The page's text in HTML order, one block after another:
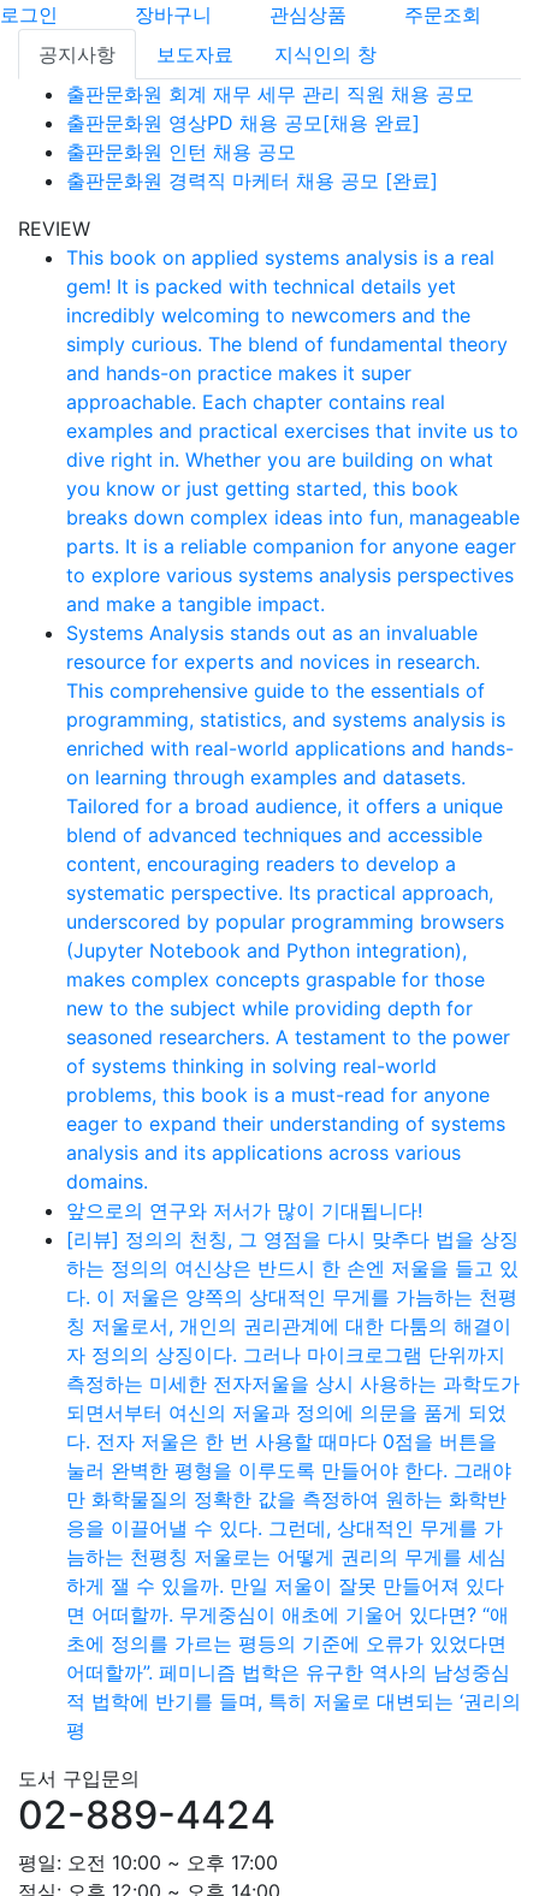
로그인 장바구니 관심상품
주문조회
공지사항
보도자료
지식인의 창
출판문화원 회계 재무 세무 관리 직원 채용 공모
출판문화원 영상PD 채용 공모[채용 완료]
출판문화원 인턴 채용 공모
출판문화원 경력직 마케터 채용 공모 [완료]
REVIEW
This book on applied systems analysis is a real
gem! It is packed with technical details yet
incredibly welcoming to newcomers and the
simply curious. The blend of fundamental theory
and hands-on practice makes it super
approachable. Each chapter contains real
examples and practical exercises that invite us to
dive right in. Whether you are building on what
you know or just getting started, this book
breaks down complex ideas into fun, manageable
parts. It is a reliable companion for anyone eager
to explore various systems analysis perspectives
and make a tangible impact.
Systems Analysis stands out as an invaluable
resource for experts and novices in research.
This comprehensive guide to the essentials of
programming, statistics, and systems analysis is
enriched with real-world applications and hands-
on learning through examples and datasets.
Tailored for a broad audience, it offers a unique
blend of advanced techniques and accessible
content, encouraging readers to develop a
systematic perspective. Its practical approach,
underscored by popular programming browsers
(Jupyter Notebook and Python integration),
makes complex concepts graspable for those
new to the subject while providing depth for
seasoned researchers. A testament to the power
of systems thinking in solving real-world
problems, this book is a must-read for anyone
eager to expand their understanding of systems
analysis and its applications across various
domains.
앞으로의 연구와 저서가 많이 기대됩니다!
[리뷰] 정의의 천칭, 그 영점을 다시 맞추다 법을 상징
하는 정의의 여신상은 반드시 한 손엔 저울을 들고 있
다. 이 저울은 양쪽의 상대적인 무게를 가늠하는 천평
칭 저울로서, 개인의 권리관계에 대한 다툼의 해결이
자 정의의 상징이다. 그러나 마이크로그램 단위까지
측정하는 미세한 전자저울을 상시 사용하는 과학도가
되면서부터 여신의 저울과 정의에 의문을 품게 되었
다. 전자 저울은 한 번 사용할 때마다 0점을 버튼을
눌러 완벽한 평형을 이루도록 만들어야 한다. 그래야
만 화학물질의 정확한 값을 측정하여 원하는 화학반
응을 이끌어낼 수 있다. 그런데, 상대적인 무게를 가
늠하는 천평칭 저울로는 어떻게 권리의 무게를 세심
하게 잴 수 있을까. 만일 저울이 잘못 만들어져 있다
면 어떠할까. 무게중심이 애초에 기울어 있다면? “애
초에 정의를 가르는 평등의 기준에 오류가 있었다면
어떠할까”. 페미니즘 법학은 유구한 역사의 남성중심
적 법학에 반기를 들며, 특히 저울로 대변되는 ‘권리의
평
도서 구입문의
02-889-4424
평일: 오전 10:00 ~ 오후 17:00
점심: 오후 12:00 ~ 오후 14:00